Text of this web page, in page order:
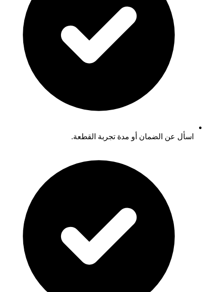
اسأل عن الضمان أو مدة تجربة القطعة.